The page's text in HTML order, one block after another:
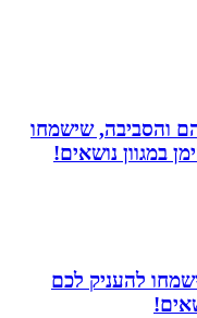
שישמחו
נושאים!
להעניק לכם